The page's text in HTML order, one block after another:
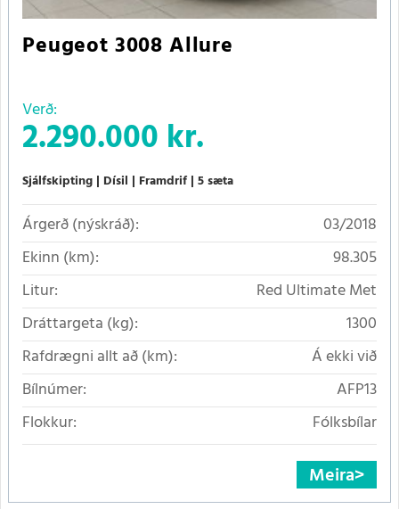
Peugeot 3008 Allure
Verð:
2.290.000 kr.
Sjálfskipting Dísil Framdrif 5 sæta
Árgerð (nýskráð):
03/2018
Ekinn (km):
98.305
Litur:
Red Ultimate Met
Dráttargeta (kg):
1300
Rafdrægni allt að (km):
Á ekki við
Bílnúmer:
AFP13
Flokkur:
Fólksbílar
Meira